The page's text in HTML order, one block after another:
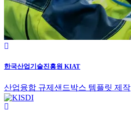
한국산업기술진흥원 KIAT
산업융합 규제샌드박스 템플릿 제작